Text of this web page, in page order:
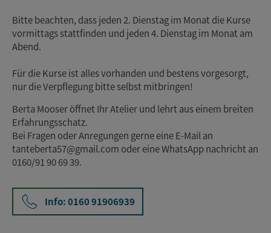
Bitte beachten, dass jeden 2. Dienstag im Monat die Kurse
vormittags stattfinden und jeden 4. Dienstag im Monat am
Abend.
Für die Kurse ist alles vorhanden und bestens vorgesorgt,
nur die Verpflegung bitte selbst mitbringen!
Berta Mooser öffnet Ihr Atelier und lehrt aus einem breiten
Erfahrungsschatz.
Bei Fragen oder Anregungen gerne eine E-Mail an
tanteberta57@gmail.com oder eine WhatsApp nachricht an
0160/91 90 69 39.
Info: 0160 91906939